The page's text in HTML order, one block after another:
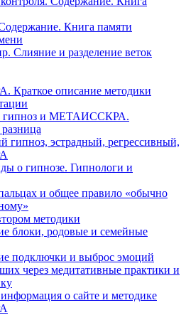
Книга памяти
Слияние и разделение веток
описание методики
гипноз и МЕТАИССКРА.
гипноз, эстрадный, регрессивный,
о гипнозе. Гипнологи и
и общее правило «обычно
методики
блоки, родовые и семейные
подключки и выброс эмоций
через медитативные практики и
о сайте и методике